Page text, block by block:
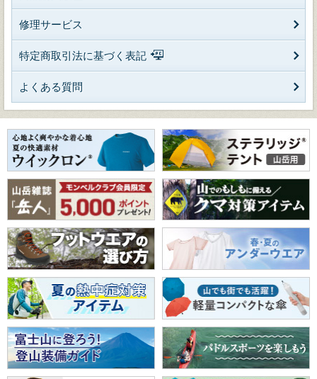
修理サービス
特定商取引法に基づく表記
よくある質問